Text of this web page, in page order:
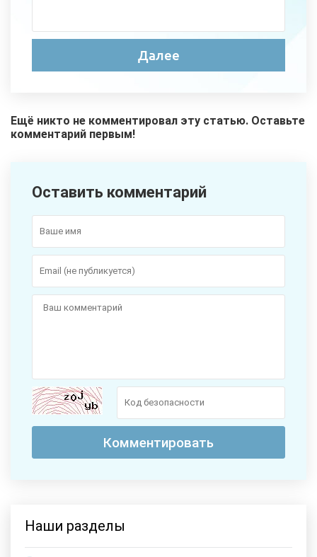
Ещё никто не комментировал эту статью. Оставьте
комментарий первым!
Оставить комментарий
Наши разделы